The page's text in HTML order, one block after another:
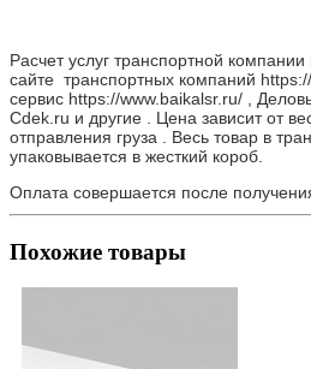
Расчет услуг транспортной
сайте транспортных компаний
сервис https://www.baikalsr.ru/ ,
Cdek.ru и другие . Цена зависит от
отправления груза . Весь товар в
упаковывается в жесткий короб.
Оплата совершается после
Похожие товары